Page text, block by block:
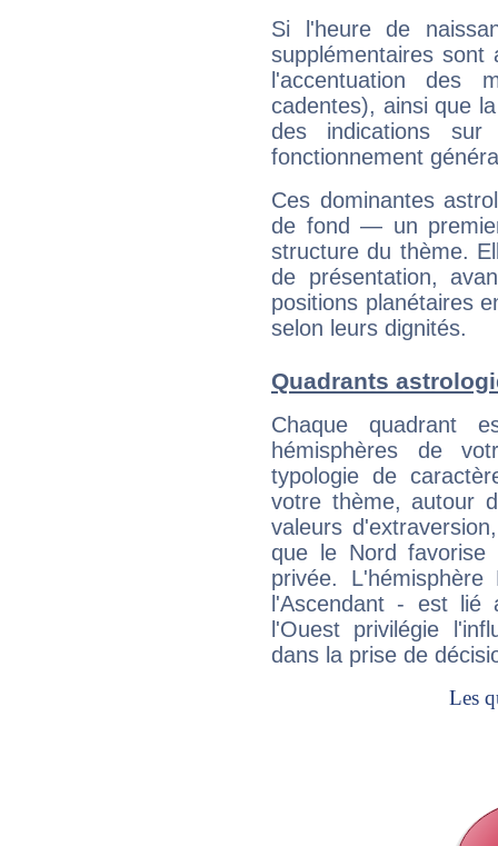
Si l'heure de
supplémentaires sont
l'accentuation des
cadentes), ainsi que
des indications sur
fonctionnement
Ces dominantes
de fond — un
structure du thème.
de présentation,
positions planétaires
selon leurs dignités.
Quadrants
Chaque quadrant
hémisphères de
typologie de
votre thème, autour
valeurs
que le Nord favorise
privée.
l'Ascendant - est
l'Ouest privilégie
dans la prise de